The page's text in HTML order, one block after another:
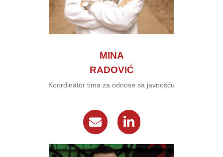
MINA
RADOVIĆ
Koordinator tima za odnose sa javnošću